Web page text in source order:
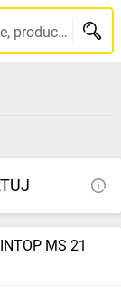
Szukaj po nazwie, indeksie, producencie, kodzie kreskowym...
MS 21